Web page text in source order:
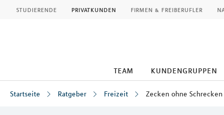
studierende privatkunden firmen & freiberufler
team kundengruppen
Startseite Ratgeber Freizeit Zecken ohne Schrecken